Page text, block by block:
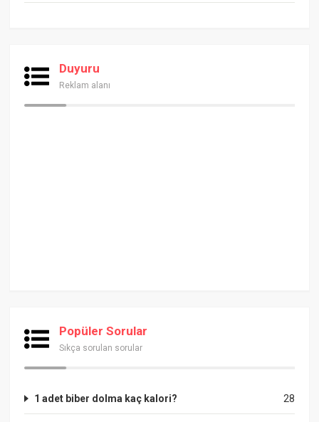
Duyuru
Reklam alanı
Popüler Sorular
Sıkça sorulan sorular
28
1 adet biber dolma kaç kalori?